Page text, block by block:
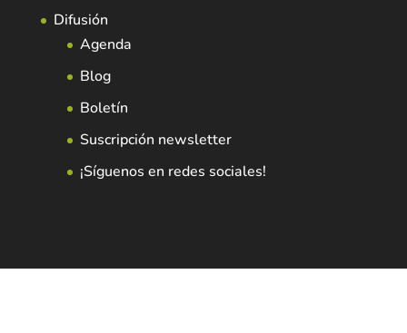
Difusión
Agenda
Blog
Boletín
Suscripción newsletter
¡Síguenos en redes sociales!